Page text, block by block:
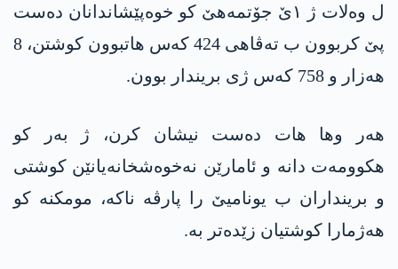
ل وەلات ژ ١ێ جۆتمەھێ کو خوەپێشاندانان دەست
پێ کربوون ب تەڤاھی 424 کەس ھاتبوون کوشتن، 8
ھەزار و 758 کەس ژی بریندار بوون.
ھەر وھا ھات دەست نیشان کرن، ژ بەر کو
ھکوومەت دانە و ئامارێن نەخوەشخانەیانێن کوشتی
و برینداران ب یونامیێ را پارڤە ناکە، مومکنە کو
ھەژمارا کوشتیان زێدەتر بە.